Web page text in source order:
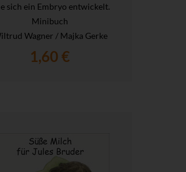
sich ein Embryo entwickelt.
Minibuch
Wagner / Majka Gerke
1,60 €